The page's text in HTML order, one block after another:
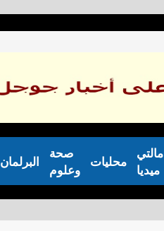
البرلمان
صحة
وعلوم
محليات
مالتي
ميديا